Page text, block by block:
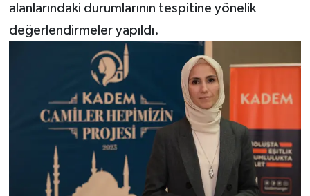
alanlarındaki durumlarının tespitine yönelik
değerlendirmeler yapıldı.